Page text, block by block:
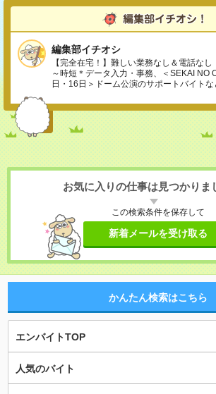
編集部イチオシ
【完全在宅！】難しい業務なし＆電話な
～時短＊データ入力・事務、＜SEKAI NO
日・16日＞ドーム公演のサポートバイトな
お気に入りの仕事は見つかりま
この検索条件を保存して
新着メールを受け取る
かんたん検索はこちら
エンバイトTOP
人気のバイト